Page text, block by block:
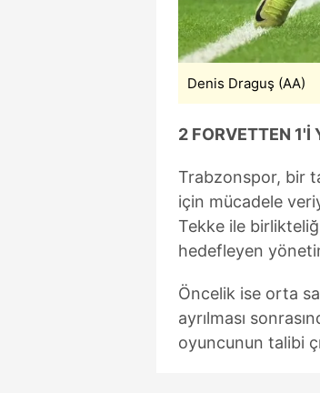
Denis Draguş (AA)
2 FORVETTEN 1'İ
Trabzonspor, bir
için mücadele
Tekke ile
hedefleyen
Öncelik ise orta
ayrılması
oyuncunun talibi